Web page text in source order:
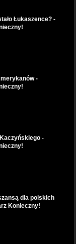
Łukaszence? -
-
-
dla polskich
Konieczny!